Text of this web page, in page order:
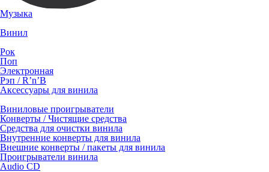
Музыка
Винил
Рок
Поп
Электронная
Рэп / R’n’B
Аксессуары для винила
Виниловые проигрыватели
Конверты / Чистящие средства
Средства для очистки винила
Внутренние конверты для винила
Внешние конверты / пакеты для винила
Проигрыватели винила
Audio CD